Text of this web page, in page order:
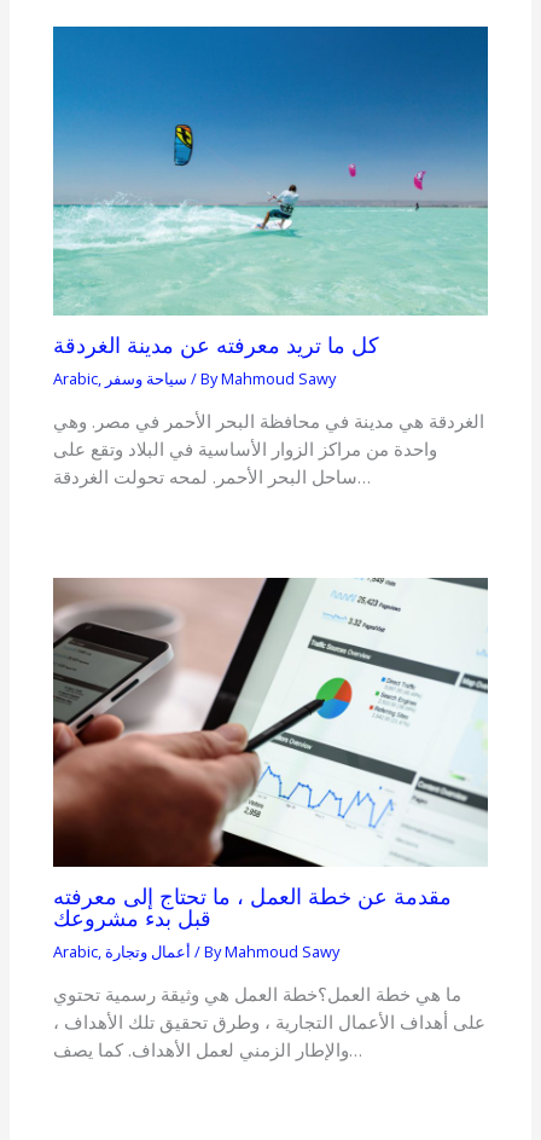
كل ما تريد معرفته عن مدينة الغردقة
Arabic, سياحة وسفر / ByMahmoud Sawy
الغردقة هي مدينة في محافظة البحر الأحمر في مصر. وهي
واحدة من مراكز الزوار الأساسية في البلاد وتقع على
ساحل البحر الأحمر. لمحه تحولت الغردقة…
مقدمة عن خطة العمل ، ما تحتاج إلى معرفته
قبل بدء مشروعك
Arabic, أعمال وتجارة / ByMahmoud Sawy
ما هي خطة العمل؟خطة العمل هي وثيقة رسمية تحتوي
على أهداف الأعمال التجارية ، وطرق تحقيق تلك الأهداف ،
والإطار الزمني لعمل الأهداف. كما يصف…